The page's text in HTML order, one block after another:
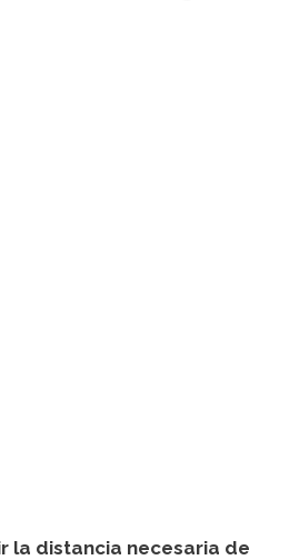
la distancia necesaria de